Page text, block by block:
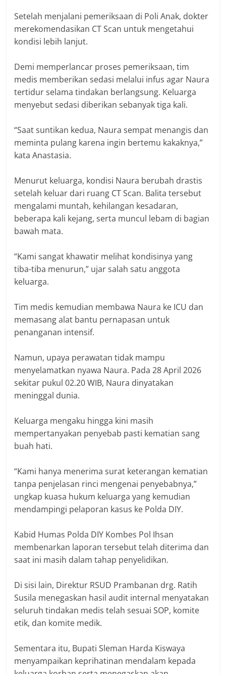
Setelah menjalani pemeriksaan di Poli Anak, dokter
merekomendasikan CT Scan untuk mengetahui
kondisi lebih lanjut.
Demi memperlancar proses pemeriksaan, tim
medis memberikan sedasi melalui infus agar Naura
tertidur selama tindakan berlangsung. Keluarga
menyebut sedasi diberikan sebanyak tiga kali.
“Saat suntikan kedua, Naura sempat menangis dan
meminta pulang karena ingin bertemu kakaknya,”
kata Anastasia.
Menurut keluarga, kondisi Naura berubah drastis
setelah keluar dari ruang CT Scan. Balita tersebut
mengalami muntah, kehilangan kesadaran,
beberapa kali kejang, serta muncul lebam di bagian
bawah mata.
“Kami sangat khawatir melihat kondisinya yang
tiba-tiba menurun,” ujar salah satu anggota
keluarga.
Tim medis kemudian membawa Naura ke ICU dan
memasang alat bantu pernapasan untuk
penanganan intensif.
Namun, upaya perawatan tidak mampu
menyelamatkan nyawa Naura. Pada 28 April 2026
sekitar pukul 02.20 WIB, Naura dinyatakan
meninggal dunia.
Keluarga mengaku hingga kini masih
mempertanyakan penyebab pasti kematian sang
buah hati.
“Kami hanya menerima surat keterangan kematian
tanpa penjelasan rinci mengenai penyebabnya,”
ungkap kuasa hukum keluarga yang kemudian
mendampingi pelaporan kasus ke Polda DIY.
Kabid Humas Polda DIY Kombes Pol Ihsan
membenarkan laporan tersebut telah diterima dan
saat ini masih dalam tahap penyelidikan.
Di sisi lain, Direktur RSUD Prambanan drg. Ratih
Susila menegaskan hasil audit internal menyatakan
seluruh tindakan medis telah sesuai SOP, komite
etik, dan komite medik.
Sementara itu, Bupati Sleman Harda Kiswaya
menyampaikan keprihatinan mendalam kepada